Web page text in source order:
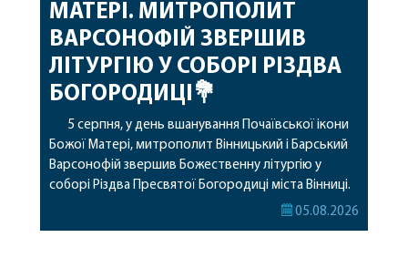
МАТЕРІ. МИТРОПОЛИТ
ВАРСОНОФІЙ ЗВЕРШИВ
ЛІТУРГІЮ У СОБОРІ РІЗДВА
БОГОРОДИЦІ💐
5 серпня, у день вшанування Почаївської ікони
Божої Матері, митрополит Вінницький і Барський
Варсонофій звершив Божественну літургію у
соборі Різдва Пресвятої Богородиці міста Вінниці.
Його Високопреосвященству співслужили05.08.2026